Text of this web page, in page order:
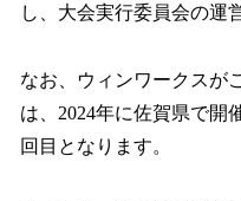
し、大会実行委員会の運
なお、ウィンワークスが
は、2024年に佐賀県で開
回目となります。